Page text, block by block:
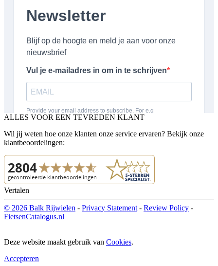
ALLES VOOR EEN TEVREDEN KLANT
Wil jij weten hoe onze klanten onze service ervaren? Bekijk onze
klantbeoordelingen:
Vertalen
© 2026 Balk Rijwielen - Privacy Statement - Review Policy -
FietsenCatalogus.nl
Deze website maakt gebruik van Cookies.
Accepteren